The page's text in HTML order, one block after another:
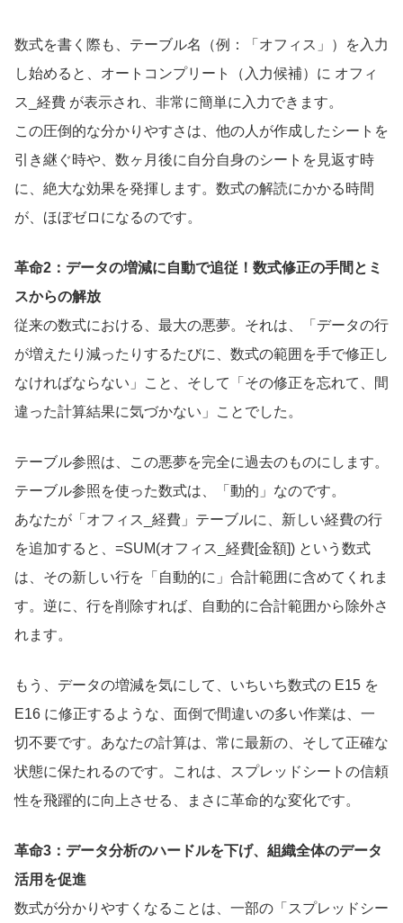
数式を書く際も、テーブル名（例：「オフィス」）を入力
し始めると、オートコンプリート（入力候補）に オフィ
ス_経費 が表示され、非常に簡単に入力できます。
この圧倒的な分かりやすさは、他の人が作成したシートを
引き継ぐ時や、数ヶ月後に自分自身のシートを見返す時
に、絶大な効果を発揮します。数式の解読にかかる時間
が、ほぼゼロになるのです。
革命2：データの増減に自動で追従！数式修正の手間とミ
スからの解放
従来の数式における、最大の悪夢。それは、「データの行
が増えたり減ったりするたびに、数式の範囲を手で修正し
なければならない」こと、そして「その修正を忘れて、間
違った計算結果に気づかない」ことでした。
テーブル参照は、この悪夢を完全に過去のものにします。
テーブル参照を使った数式は、「動的」なのです。
あなたが「オフィス_経費」テーブルに、新しい経費の行
を追加すると、 =SUM(オフィス_経費[金額]) という数式
は、その新しい行を「自動的に」合計範囲に含めてくれま
す。逆に、行を削除すれば、自動的に合計範囲から除外さ
れます。
もう、データの増減を気にして、いちいち数式の E15 を
E16 に修正するような、面倒で間違いの多い作業は、一
切不要です。あなたの計算は、常に最新の、そして正確な
状態に保たれるのです。これは、スプレッドシートの信頼
性を飛躍的に向上させる、まさに革命的な変化です。
革命3：データ分析のハードルを下げ、組織全体のデータ
活用を促進
数式が分かりやすくなることは、一部の「スプレッドシー